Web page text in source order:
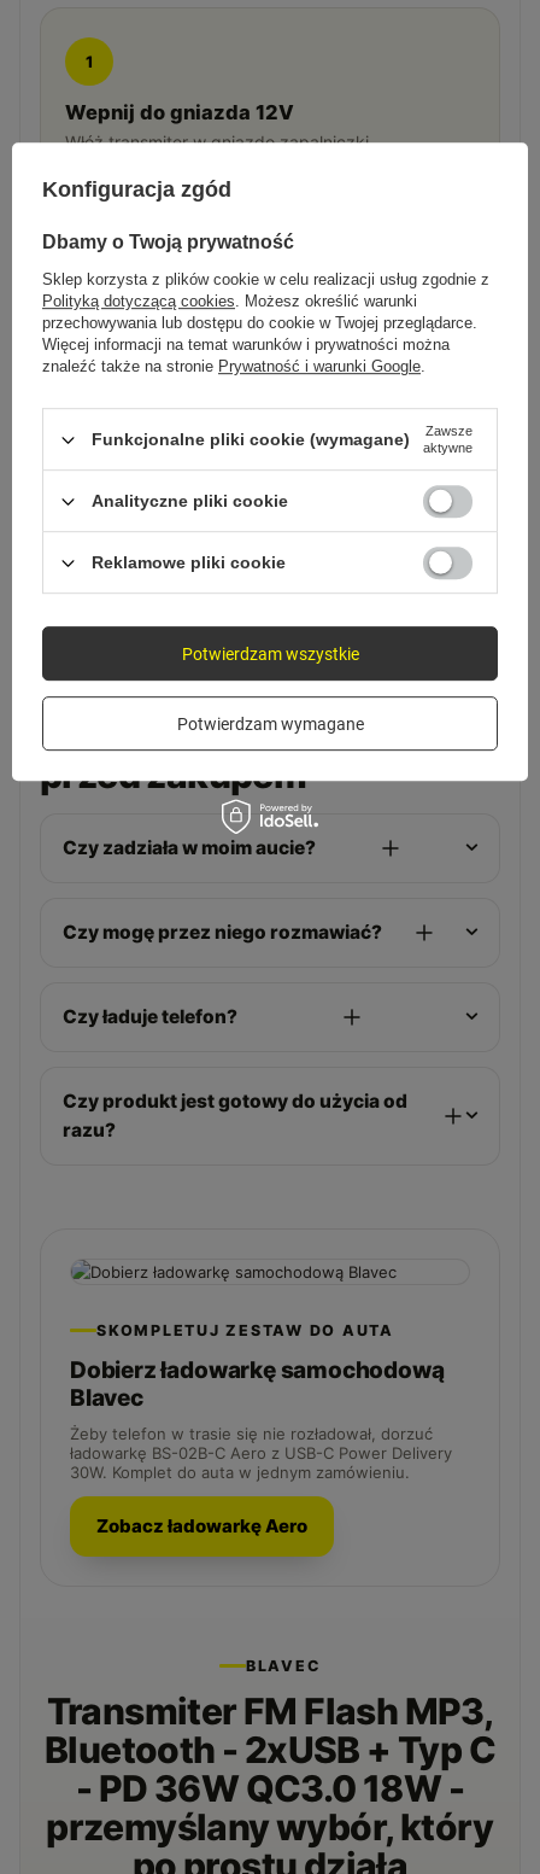
1
Wepnij do gniazda 12V
Włóż transmiter w gniazdo zapalniczki.
Ustaw częstotliwość
Wybierz wolną częstotliwość FM w transmiterze i
ustaw tę samą w radiu.
3
Telefon gra przez głośniki auta i ładuje się przez
USB.
Pytania, które zadajesz
przed zakupem
Czy zadziała w moim aucie?
Czy mogę przez niego rozmawiać?
Czy ładuje telefon?
Czy produkt jest gotowy do użycia od
razu?
SKOMPLETUJ ZESTAW DO AUTA
Dobierz ładowarkę samochodową
Blavec
Żeby telefon w trasie się nie rozładował, dorzuć
ładowarkę BS-02B-C Aero z USB-C Power Delivery
30W. Komplet do auta w jednym zamówieniu.
Zobacz ładowarkę Aero
BLAVEC
Transmiter FM Flash MP3,
Bluetooth - 2xUSB + Typ C
- PD 36W QC3.0 18W -
przemyślany wybór, który
Konfiguracja zgód
Dbamy o Twoją prywatność
Sklep korzysta z plików cookie w celu realizacji usług zgodnie z
Polityką dotyczącą cookies. Możesz określić warunki
przechowywania lub dostępu do cookie w Twojej przeglądarce.
Więcej informacji na temat warunków i prywatności można
znaleźć także na stronie Prywatność i warunki Google.
Funkcjonalne pliki cookie (wymagane)
Zawsze
aktywne
Analityczne pliki cookie
Reklamowe pliki cookie
Potwierdzam wymagane
Potwierdzam wszystkie